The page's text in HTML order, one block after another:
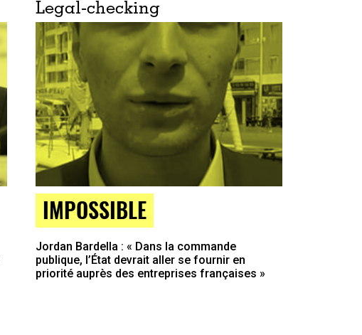
Legal-checking
IMPOSSIBLE
Jordan Bardella : « Dans la commande
publique, l’État devrait aller se fournir en
priorité auprès des entreprises françaises »